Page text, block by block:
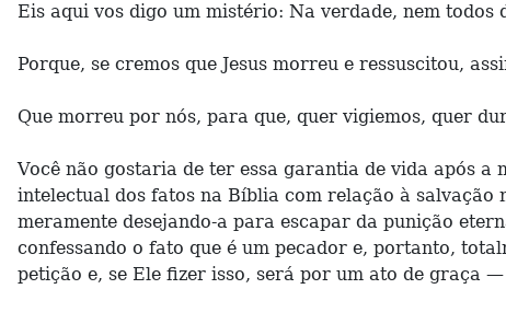
Eis aqui vos digo um mistério: Na verdade, nem
Porque, se cremos que Jesus morreu e ressuscitou,
Que morreu por nós, para que, quer vigiemos, quer
Você não gostaria de ter essa garantia de vida após a
intelectual dos fatos na Bíblia com relação à
meramente desejando-a para escapar da punição
confessando o fato que é um pecador e, portanto,
petição e, se Ele fizer isso, será por um ato de graça